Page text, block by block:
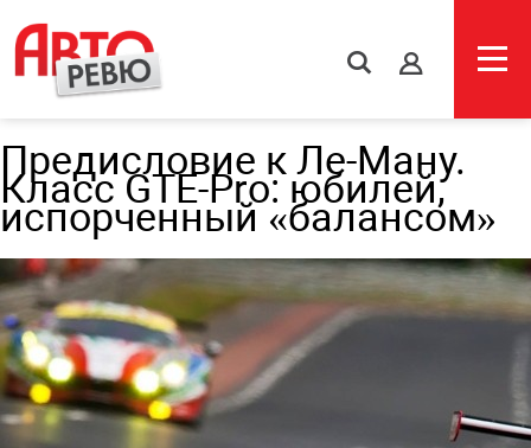
s
Предисловие к Ле-Ману.
Класс GTE-Pro: юбилей,
испорченный «балансом»